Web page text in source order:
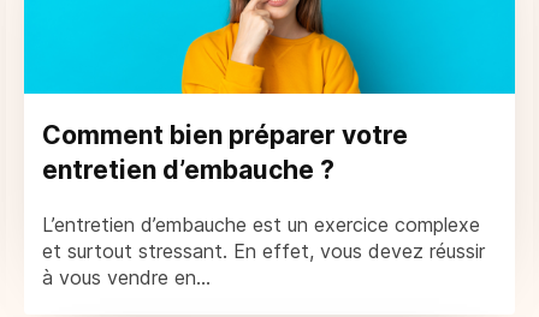
Comment bien préparer votre
entretien d’embauche ?
L’entretien d’embauche est un exercice complexe
et surtout stressant. En effet, vous devez réussir
à vous vendre en...